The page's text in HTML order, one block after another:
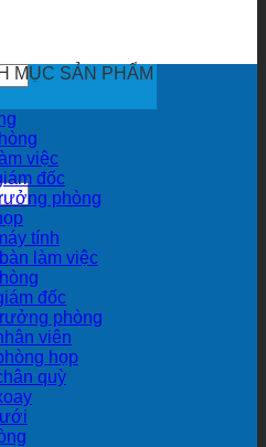
MỤC SẢN PHẨM
việc
đốc
phòng
tính
làm việc
đốc
phòng
viên
họp
quỳ